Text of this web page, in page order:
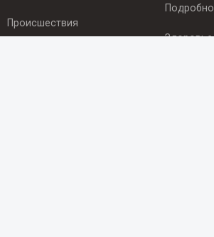
Происшествия
Подробно
Здоровье